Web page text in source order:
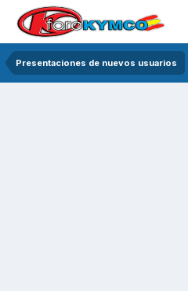
Presentaciones de nuevos usuarios